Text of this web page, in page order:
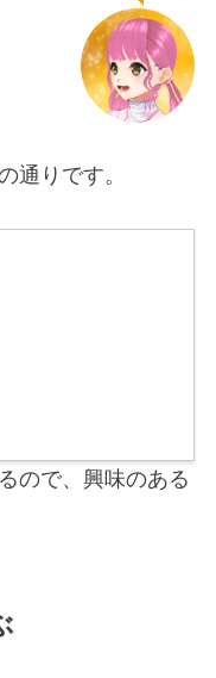
通りです。
ので、興味のある